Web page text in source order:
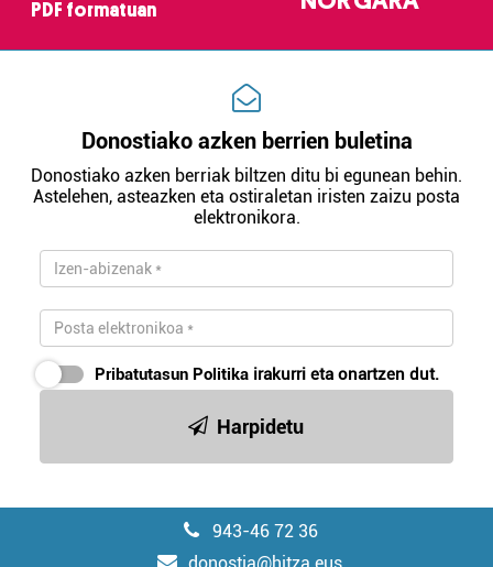
PDF formatuan
Donostiako azken berrien buletina
Donostiako azken berriak biltzen ditu bi egunean behin.
Astelehen, asteazken eta ostiraletan iristen zaizu posta
elektronikora.
Pribatutasun Politika irakurri eta onartzen dut.
Harpidetu
943-46 72 36
donostia@hitza.eus